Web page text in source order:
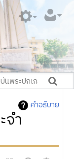
คำอธิบาย
ำ